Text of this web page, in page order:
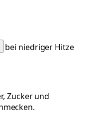
bei niedriger Hitze
Zucker und